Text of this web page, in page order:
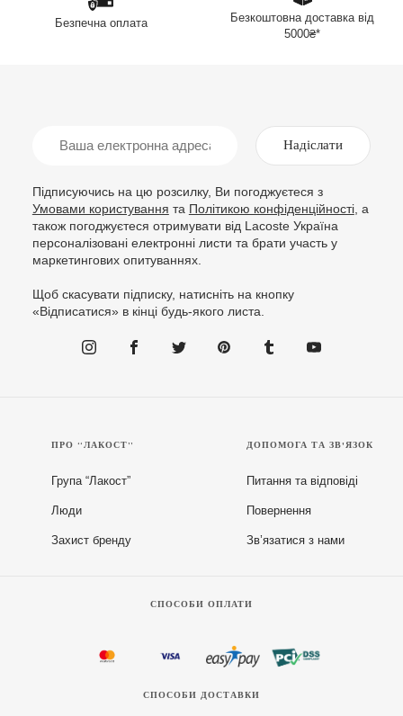
Безпечна оплата
Безкоштовна доставка від
5000₴*
Надіслати
Підписуючись на цю розсилку, Ви погоджуєтеся з
Умовами користування та Політикою конфіденційності, а
також погоджуєтеся отримувати від Lacoste Україна
персоналізовані електронні листи та брати участь у
маркетингових опитуваннях.
Щоб скасувати підписку, натисніть на кнопку
«Відписатися» в кінці будь-якого листа.
ПРО “ЛАКОСТ”
Група “Лакост”
Люди
Захист бренду
ДОПОМОГА ТА ЗВ'ЯЗОК
Питання та відповіді
Повернення
Зв’язатися з нами
СПОСОБИ ОПЛАТИ
СПОСОБИ ДОСТАВКИ